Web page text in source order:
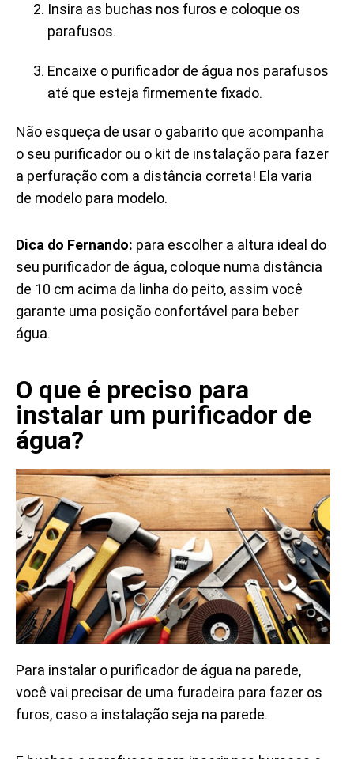
Insira as buchas nos furos e coloque os
parafusos.
Encaixe o purificador de água nos parafusos
até que esteja firmemente fixado.
Não esqueça de usar o gabarito que acompanha
o seu purificador ou o kit de instalação para fazer
a perfuração com a distância correta! Ela varia
de modelo para modelo.
Dica do Fernando: para escolher a altura ideal do
seu purificador de água, coloque numa distância
de 10 cm acima da linha do peito, assim você
garante uma posição confortável para beber
água.
O que é preciso para
instalar um purificador de
água?
Para instalar o purificador de água na parede,
você vai precisar de uma furadeira para fazer os
furos, caso a instalação seja na parede.